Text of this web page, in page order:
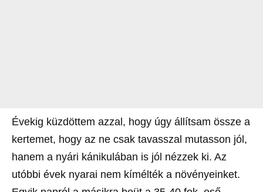
Évekig küzdöttem azzal, hogy úgy állítsam össze a
kertemet, hogy az ne csak tavasszal mutasson jól,
hanem a nyári kánikulában is jól nézzek ki. Az
utóbbi évek nyarai nem kímélték a növényeinket.